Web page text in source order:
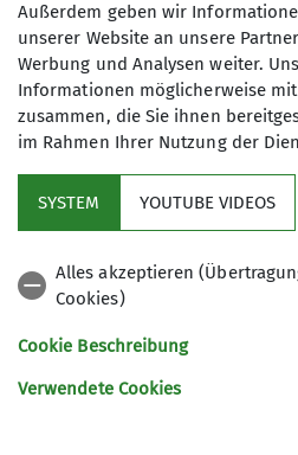
Mit (*) markierte Felder
sind Pflichtfelder
Außerdem geben wir
unserer Website an unsere
Werbung und Analysen weiter.
Informationen möglicherweise
zusammen, die Sie ihnen
im Rahmen Ihrer Nutzung der
SYSTEM YOUTUBE VIDEOS
Alles akzeptieren
Cookies)
Cookie Beschreibung
Verwendete Cookies